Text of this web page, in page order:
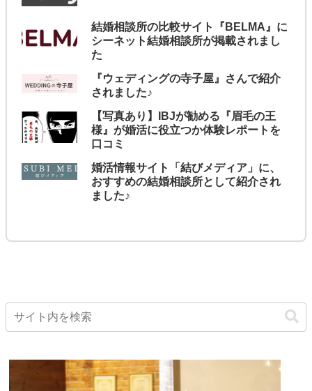
結婚相談所の比較サイト『BELMA』に
シーネット結婚相談所が掲載されまし
た
『ウェディングの寺子屋』さんで紹介
されました♪
【写真あり】IBJが勧める『眉毛の王
様』が婚活に役立つか体験レポートを
口コミ
婚活情報サイト「結びメディア」に、
おすすめの結婚相談所として紹介され
ました♪